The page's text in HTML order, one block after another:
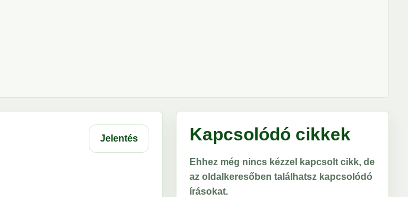
Jelentés Kapcsolódó cikkek
Ehhez még nincs kézzel kapcsolt cikk, de
az oldalkeresőben találhatsz kapcsolódó
írásokat.